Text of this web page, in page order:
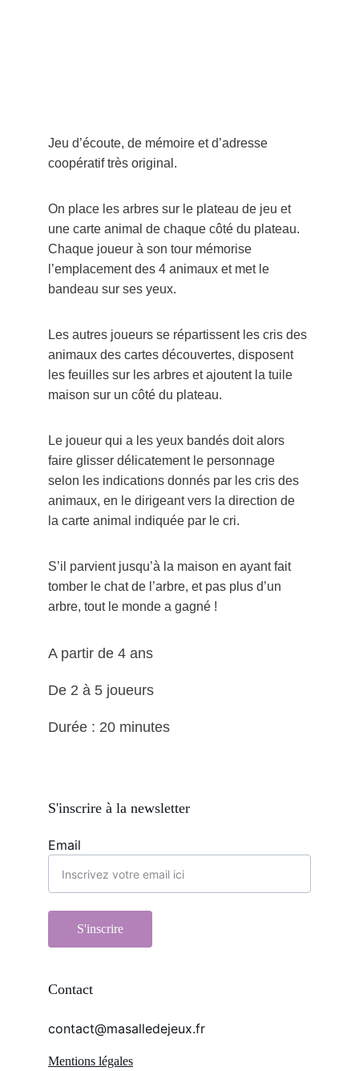
Jeu d’écoute, de mémoire et d’adresse
coopératif très original.
On place les arbres sur le plateau de jeu et
une carte animal de chaque côté du plateau.
Chaque joueur à son tour mémorise
l’emplacement des 4 animaux et met le
bandeau sur ses yeux.
Les autres joueurs se répartissent les cris des
animaux des cartes découvertes, disposent
les feuilles sur les arbres et ajoutent la tuile
maison sur un côté du plateau.
Le joueur qui a les yeux bandés doit alors
faire glisser délicatement le personnage
selon les indications donnés par les cris des
animaux, en le dirigeant vers la direction de
la carte animal indiquée par le cri.
S’il parvient jusqu’à la maison en ayant fait
tomber le chat de l’arbre, et pas plus d’un
arbre, tout le monde a gagné !
A partir de 4 ans
De 2 à 5 joueurs
Durée : 20 minutes
Contact
Email
S'inscrire
contact@masalledejeux.fr
S'inscrire à la newsletter
Mentions légales